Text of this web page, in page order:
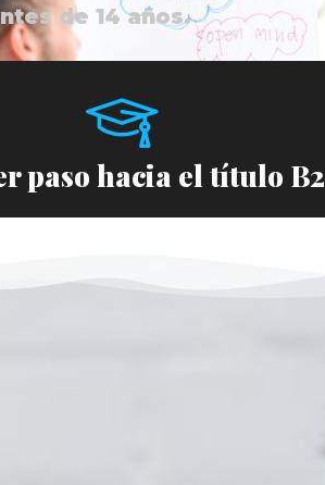
de 14 años.
paso hacia el título B2